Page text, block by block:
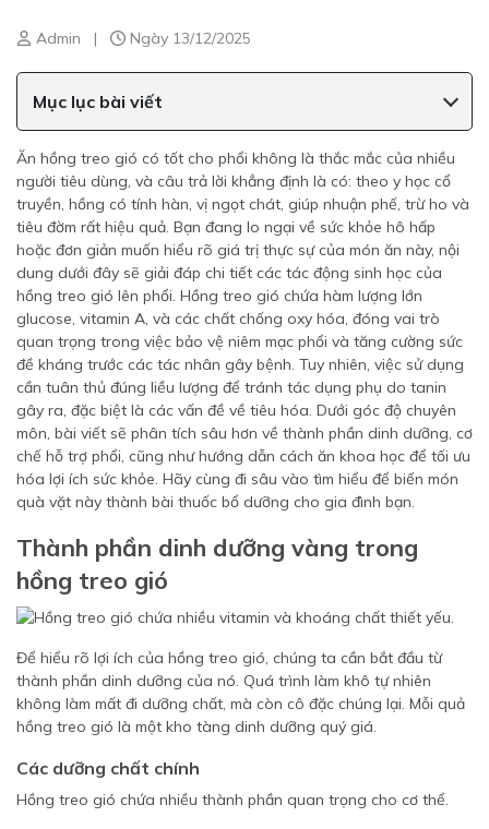
Admin | Ngày 13/12/2025
Mục lục bài viết
Ăn hồng treo gió có tốt cho phổi không là thắc mắc của nhiều
người tiêu dùng, và câu trả lời khẳng định là có: theo y học cổ
truyền, hồng có tính hàn, vị ngọt chát, giúp nhuận phế, trừ ho và
tiêu đờm rất hiệu quả. Bạn đang lo ngại về sức khỏe hô hấp
hoặc đơn giản muốn hiểu rõ giá trị thực sự của món ăn này, nội
dung dưới đây sẽ giải đáp chi tiết các tác động sinh học của
hồng treo gió lên phổi. Hồng treo gió chứa hàm lượng lớn
glucose, vitamin A, và các chất chống oxy hóa, đóng vai trò
quan trọng trong việc bảo vệ niêm mạc phổi và tăng cường sức
đề kháng trước các tác nhân gây bệnh. Tuy nhiên, việc sử dụng
cần tuân thủ đúng liều lượng để tránh tác dụng phụ do tanin
gây ra, đặc biệt là các vấn đề về tiêu hóa. Dưới góc độ chuyên
môn, bài viết sẽ phân tích sâu hơn về thành phần dinh dưỡng, cơ
chế hỗ trợ phổi, cũng như hướng dẫn cách ăn khoa học để tối ưu
hóa lợi ích sức khỏe. Hãy cùng đi sâu vào tìm hiểu để biến món
quà vặt này thành bài thuốc bổ dưỡng cho gia đình bạn.
Thành phần dinh dưỡng vàng trong
hồng treo gió
Để hiểu rõ lợi ích của hồng treo gió, chúng ta cần bắt đầu từ
thành phần dinh dưỡng của nó. Quá trình làm khô tự nhiên
không làm mất đi dưỡng chất, mà còn cô đặc chúng lại. Mỗi quả
hồng treo gió là một kho tàng dinh dưỡng quý giá.
Các dưỡng chất chính
Hồng treo gió chứa nhiều thành phần quan trọng cho cơ thể.